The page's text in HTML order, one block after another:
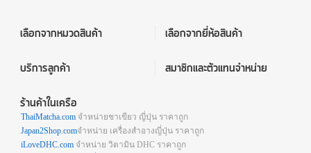
เลือกจากหมวดสินค้า เลือกจากยี่ห้อสินค้า
บริการลูกค้า สมาชิกและตัวแทนจำหน่าย
ร้านค้าในเครือ
ThaiMatcha.com จำหน่ายชาเขียว ญี่ปุ่น ราคาถูก
Japan2Shop.comจำหน่าย เครื่องสำอางญี่ปุ่น ราคาถูก
iLoveDHC.com จำหน่าย วิตามิน DHC ราคาถูก